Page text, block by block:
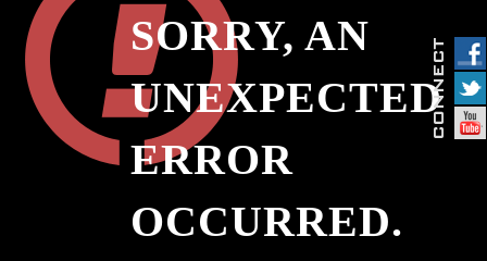
SORRY, AN
UNEXPECTED
ERROR
OCCURRED.